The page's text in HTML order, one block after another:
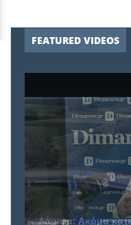
FEATURED VIDEOS